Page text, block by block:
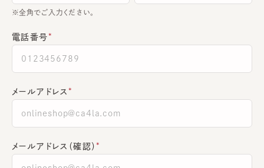
全角でご入力ください。
電話番号
メールアドレス
メールアドレス（確認）